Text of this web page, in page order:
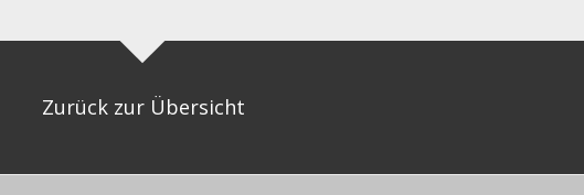
Zurück zur Übersicht